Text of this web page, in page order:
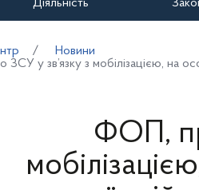
Діяльність
Новини
у зв’язку з мобілізацією, на
ФОП,